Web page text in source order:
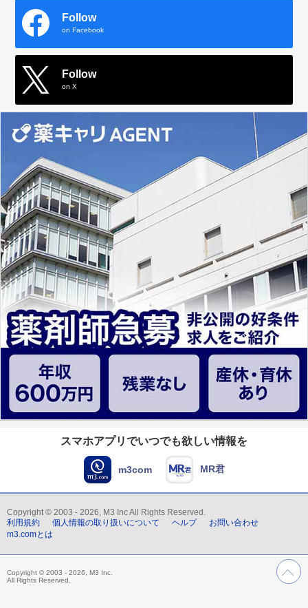
Follow
on Facebook
Follow
on X
スマホアプリでいつでも欲しい情報を
m3com MR君
Copyright © 2003 - 2026, M3 Inc All Rights Reserved.
利用規約
個人情報の取り扱いについて ヘルプ
お問い合わせ
m3.comとは
Copyright © 2003 - 2026, M3 Inc.
All Rights Reserved.